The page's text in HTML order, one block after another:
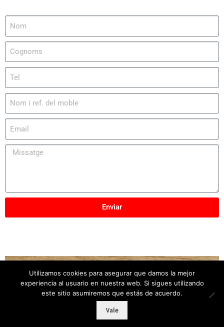
Enviar
Copyright © 2025 Mobles Elber – Tots els drets
reservats
Utilizamos cookies para asegurar que damos la mejor
experiencia al usuario en nuestra web. Si sigues utilizando
este sitio asumiremos que estás de acuerdo.
Vale